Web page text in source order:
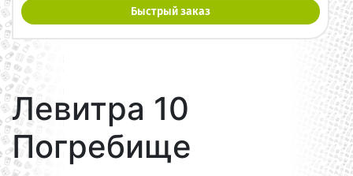
Быстрый заказ
Левитра 10
Погребище